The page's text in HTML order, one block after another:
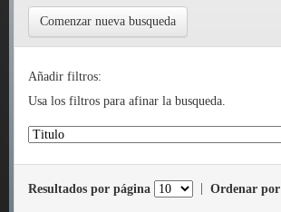
Comenzar nueva busqueda
Añadir filtros:
Usa los filtros para afinar la busqueda.
Resultados por página Ordenar por